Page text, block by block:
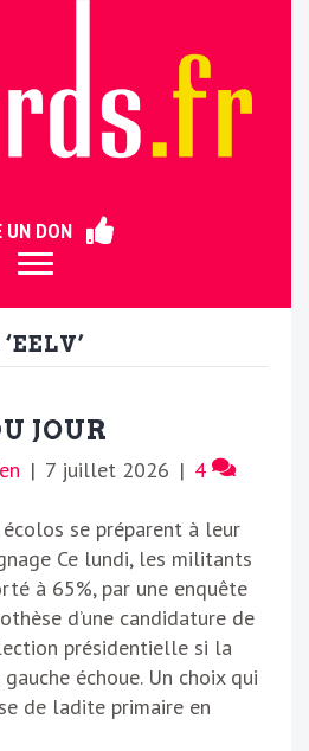
UN DON
JOUR
| 7 juillet 2026 | 4
se préparent à leur
Ce lundi, les militants
à 65%, par une enquête
d’une candidature de
présidentielle si la
échoue. Un choix qui
de ladite primaire en